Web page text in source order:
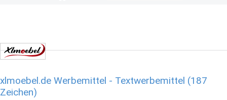
xlmoebel.de Werbemittel - Textwerbemittel (187
Zeichen)